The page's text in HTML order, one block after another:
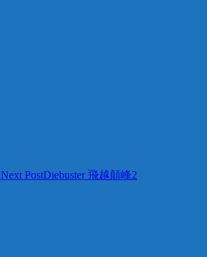
Next PostDiebuster 飛越顛峰2